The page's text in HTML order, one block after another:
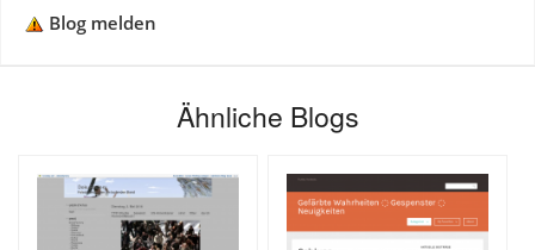
Blog melden
Ähnliche Blogs